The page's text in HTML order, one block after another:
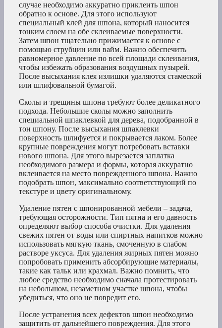
случае необходимо аккуратно приклеить шпон
обратно к основе. Для этого используют
специальный клей для шпона, который наносится
тонким слоем на обе склеиваемые поверхности.
Затем шпон тщательно прижимается к основе с
помощью струбцин или вайм. Важно обеспечить
равномерное давление по всей площади склеивания,
чтобы избежать образования воздушных пузырей.
После высыхания клея излишки удаляются стамеской
или шлифовальной бумагой.
Сколы и трещины шпона требуют более деликатного
подхода. Небольшие сколы можно заполнить
специальной шпаклевкой для дерева, подобранной в
тон шпону. После высыхания шпаклевки
поверхность шлифуется и покрывается лаком. Более
крупные повреждения могут потребовать вставки
нового шпона. Для этого вырезается заплатка
необходимого размера и формы, которая аккуратно
вклеивается на место поврежденного шпона. Важно
подобрать шпон, максимально соответствующий по
текстуре и цвету оригинальному.
Удаление пятен с шпонированной мебели – задача,
требующая осторожности. Тип пятна и его давность
определяют выбор способа очистки. Для удаления
свежих пятен от воды или спиртных напитков можно
использовать мягкую ткань, смоченную в слабом
растворе уксуса. Для удаления жирных пятен можно
попробовать применить абсорбирующие материалы,
такие как тальк или крахмал. Важно помнить, что
любое средство необходимо сначала протестировать
на небольшом, незаметном участке шпона, чтобы
убедиться, что оно не повредит его.
После устранения всех дефектов шпон необходимо
защитить от дальнейшего повреждения. Для этого